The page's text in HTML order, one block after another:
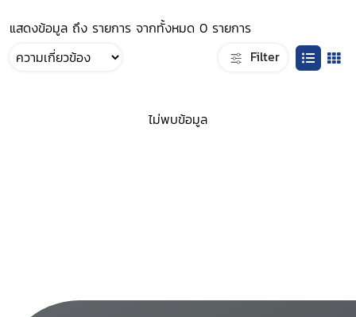
แสดงข้อมูล ถึง รายการ จากทั้งหมด 0 รายการ
Filter
ไม่พบข้อมูล